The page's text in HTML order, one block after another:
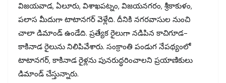
విజయవాడ, ఏలూరు, విశాఖపట్నం, విజయనగరం, శ్రీకాకుళం,
పలాస మీదుగా టాటానగర్‌ వెళ్లేది. దీనికి నగరవాసుల నుంచి
చాలా డిమాండ్‌ ఉండేది. ప్రత్యేక రైలుగా నడిపిన కాచిగూడ-
కాకినాడ రైలును నిలిపివేశారు. సంక్రాంతి పండుగ నేపథ్యంలో
టాటానగర్, కాకినాడ రైళ్లను పునరుద్ధరించాలని ప్రయాణికులు
డిమాండ్‌ చేస్తున్నారు.